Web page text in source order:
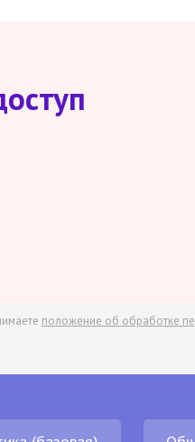
положение об обработке